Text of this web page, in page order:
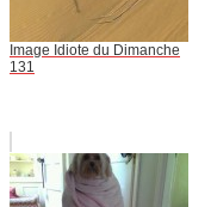
Image Idiote du Dimanche
131